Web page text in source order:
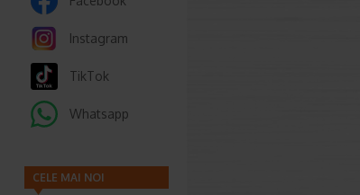
Instagram
TikTok
Whatsapp
CELE MAI NOI